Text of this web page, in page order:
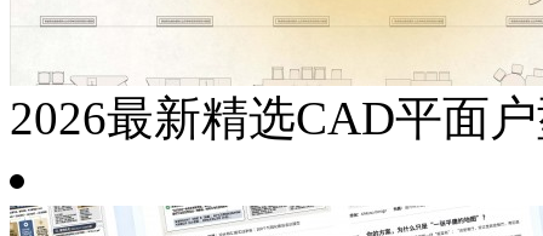
2026最新精选CAD平面